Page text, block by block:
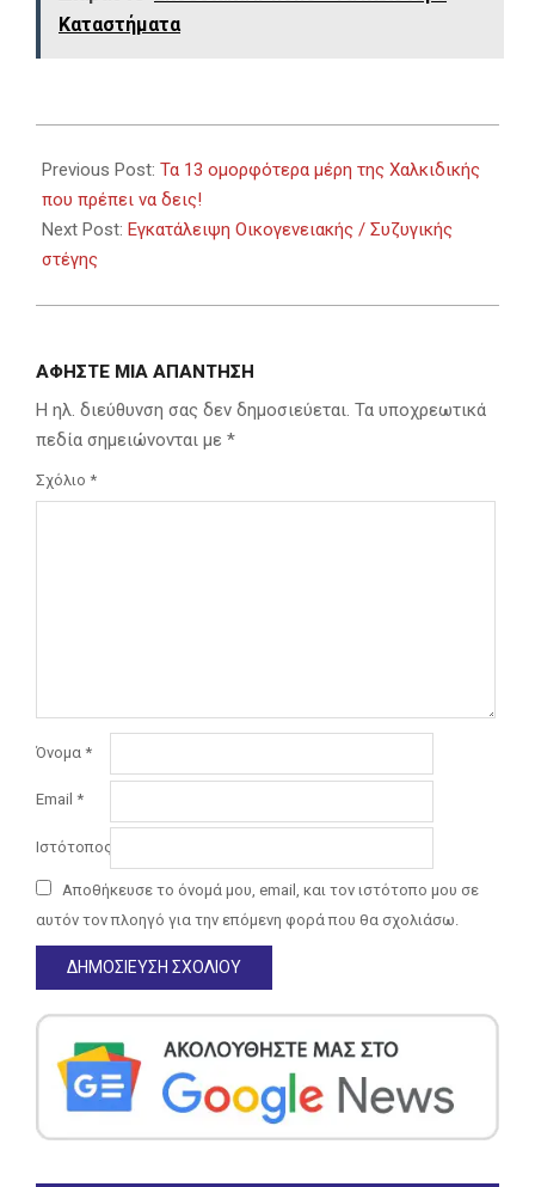
Καταστήματα
08-
17
Previous Post: Τα 13 ομορφότερα μέρη της Χαλκιδικής
που πρέπει να δεις!
Next Post: Εγκατάλειψη Οικογενειακής / Συζυγικής
στέγης
ΑΦΉΣΤΕ ΜΙΑ ΑΠΆΝΤΗΣΗ
Η ηλ. διεύθυνση σας δεν δημοσιεύεται. Τα υποχρεωτικά
πεδία σημειώνονται με *
Σχόλιο *
Όνομα *
Email *
Ιστότοπος
Αποθήκευσε το όνομά μου, email, και τον ιστότοπο μου σε
αυτόν τον πλοηγό για την επόμενη φορά που θα σχολιάσω.